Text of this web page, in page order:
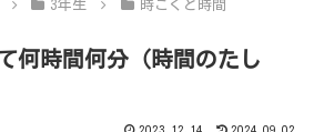
3年生 時こくと時間
時間何分（時間のたし
2023.12.14 2024.09.02